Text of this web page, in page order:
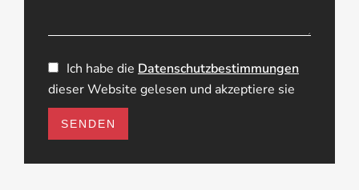
Ich habe die Datenschutzbestimmungen
dieser Website gelesen und akzeptiere sie
SENDEN